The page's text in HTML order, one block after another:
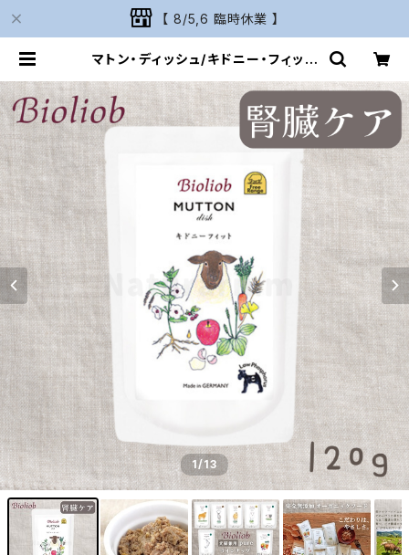
【 8/5,6 臨時休業 】
マトン・ディッシュ/キドニー・フィット
turarium
1/13